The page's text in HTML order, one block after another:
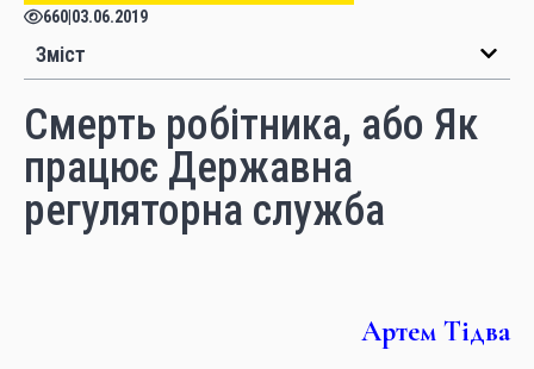
660 03.06.2019
Зміст
Смерть робітника, або Як
працює Державна
регуляторна служба
Артем Тідва